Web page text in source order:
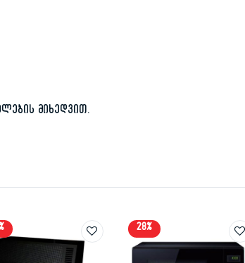
მიხედვით.
28%